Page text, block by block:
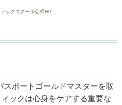
ックスクール公式HP
ポートゴールドマスターを取
ックは心身をケアする重要な